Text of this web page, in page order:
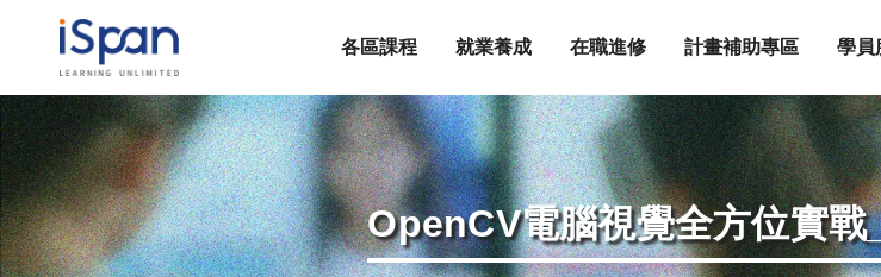
各區課程 就業養成 在職進修 計畫補助專區 學員
OpenCV電腦視覺全方位實